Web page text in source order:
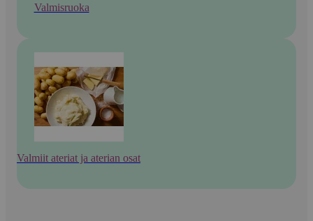
Valmisruoka
Valmiit ateriat ja aterian osat